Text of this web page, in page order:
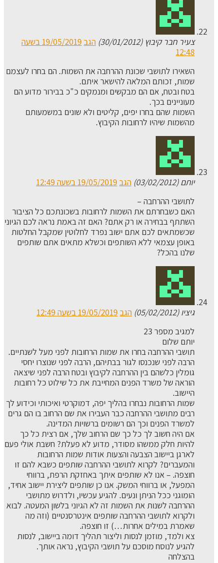
צעיר חבר קיבוץ (30/01/2012) הגב
19/05/2019 בשעה
12:48
השאירו לתושבי שכונת ההרחבה את השמות. הם בחרו לעצמם
שמות, זכותם המלאה להישאר איתם.
בטח ובטח, אם הם מבקשים ומנמקים כ"כ בבירור מדוע הם
מעוניינים בכך.
השמות שהם בחרו יפים, קליטים ולא שונים במשמעותם
מהשמות שיהיו לרחובות הקיבוץ.
יותם (03/02/2012) הגב 19/05/2019 בשעה 12:49
לתושבי ההרחבה –
האם כשבחרתם את השמות לרחובות בשכונתכם כל הציבור
השתתף בבחירה או רק אתם? האם זה באמת נראה לכם הגיוני
שכשמתאים לכם אתם ישוב נפרד לחלוטין שמקבל החלטות
באופן עצמאי ללא השותפים וכשלא מתאים אתם שותפים
שלנו בהכל?
גיציו (05/02/2012) הגב 19/05/2019 בשעה 12:49
למגיב מספר 23
יותם שלום
תושבי ההרחבה בחרו את שמות הרחובות לפני מעל לשנתיים.
הרבה לפני שנכנסו לגור בבתיהם, הרבה לפני שנוצרו יחסי
גומלין כלשהם בין ההרחבה לקיבוץ ובטח הרבה לפני שיצאה
הוראה של משרד הפנים המחייבת את כל שילוט כל רחובות
היישוב.
שמות הרחובות נבחרו בהליך יפה, דמוקרטי ואיכותי וכידוע לך
רבים מתושבי ההרחבה כבר העבירו את שם הרחוב בו הם גרים
למשרד הפנים וכך הם רשומים ברשויות המדינה.
אם היה חשוב לך כל כך שם הרחוב שלך, אם רצית כל כך
להיות חלק ממשהו מסודר, מדוע לא פעלת? חשבת אולי פעם
לארגן ביישוב הצבעה והצעות אודות שמות הרחובות
והמעברים? לקרוא לתושבי ההרחבה שותפים כשבא להם זו
חוצפה. – אנו לא שותפים איתך באחזקת הרפת, ברווחי
המפעל, או ברווחי המשק. אנו כן שותפים ליצירת יישוב אחיד,
הומוגני ככל הניתן ונעים. להגיע עכשיו, ולדרוש מתושבי
ההרחבה לשנות את השמות זה לא הגיוני בלשון המעטה. לבוא
ולקרוא לתושבי ההרחבה שותפים אינטרסנטיים (וזה מה
שאמרת במילים אחרות…) זו חוצפה.
צא ולמד, מוזמן לנסות וליצור תהליך דומה ביישוב, לנסות
להגיע לנוסח מוסכם על תושבי הקיבוץ, נראה אותך.
בהצלחה